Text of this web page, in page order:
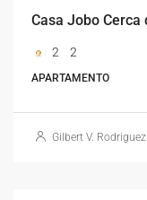
Casa Jobo
2 2
APARTAMENTO
Gilbert V. Rodriguez